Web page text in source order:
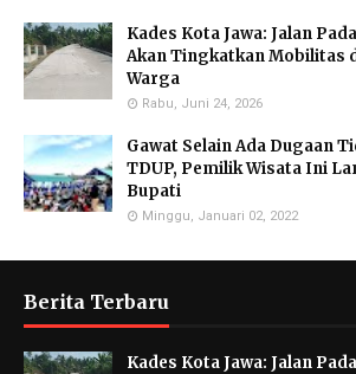
Kades Kota Jawa: Jalan
Akan Tingkatkan Mobilitas
Warga
Rabu, Juni 24, 2026
Gawat Selain Ada Dugaan
TDUP, Pemilik Wisata Ini
Bupati
Minggu, Januari 02, 2022
Berita Terbaru
Kades Kota Jawa: Jalan